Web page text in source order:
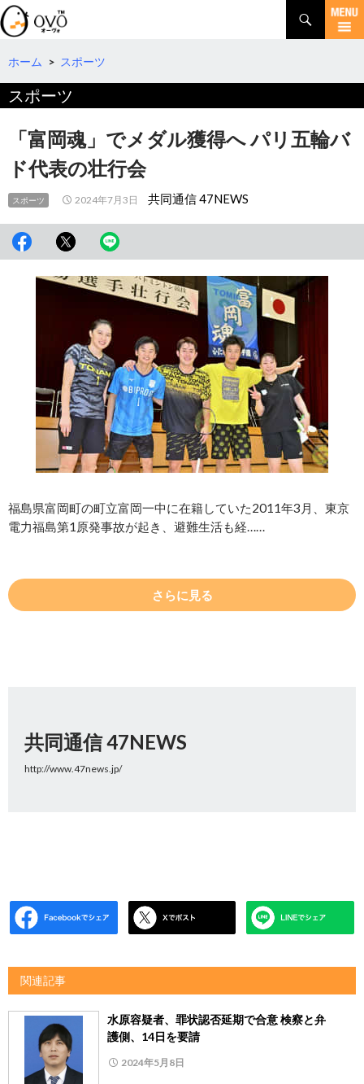
検
索
コ
テ
へ
ホーム > スポーツ
スポーツ
「富岡魂」でメダル獲得へ パリ五輪バ
ド代表の壮行会
スポーツ 2024年7月3日 共同通信 47NEWS
福島県富岡町の町立富岡一中に在籍していた2011年3月、東京
電力福島第1原発事故が起き、避難生活も経……
さらに見る
共同通信 47NEWS
http://www.47news.jp/
関連記事
水原容疑者、罪状認否延期で合意 検察と弁
護側、14日を要請
2024年5月8日